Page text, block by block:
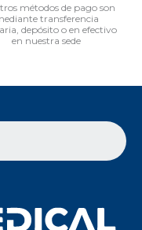
métodos de pago son
transferencia
depósito o en efectivo
en nuestra sede